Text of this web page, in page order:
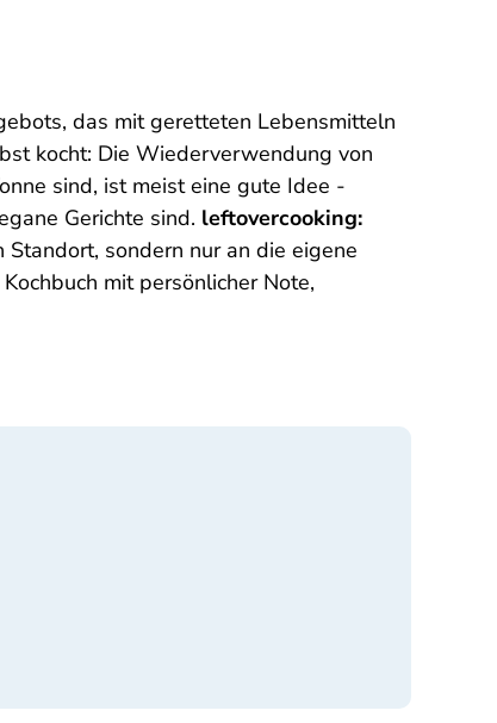
das mit geretteten Lebensmitteln
kocht: Die Wiederverwendung von
sind, ist meist eine gute Idee -
Gerichte sind. leftovercooking:
sondern nur an die eigene
mit persönlicher Note,